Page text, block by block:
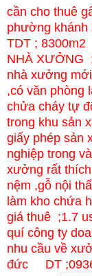
cần cho thuê
phường khánh
TDT ; 8300m2
NHÀ XƯỞNG
nhà xưởng
,có văn phòng
chửa cháy tự
trong khu sản
giấy phép sản
nghiệp trong
xưởng rất
nệm ,gỗ nội
làm kho chứa
giá thuê ;1.7
quí công ty
nhu cầu về
đức DT